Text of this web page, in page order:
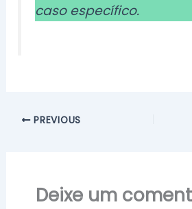
caso específico.
PREVIOUS
Deixe um